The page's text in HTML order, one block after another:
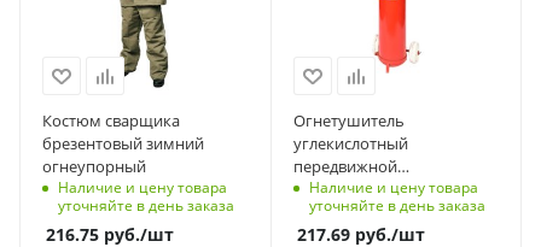
оливковые
Класс защиты
Вес, кг
2.1
Костюм сварщика
брезентовый зимний
огнеупорный
Наличие и цену товара
уточняйте в день заказа
216.75 руб./шт
Рабочая температура,
-40 - +50
(ШхВхГ), мм
159x990
Габариты (ВхШхГ), мм
159×990
Огнетушитель
углекислотный
передвижной
Ярпожинвест ОУ-10 ВСЕ
Наличие и цену товара
уточняйте в день заказа
217.69руб./шт